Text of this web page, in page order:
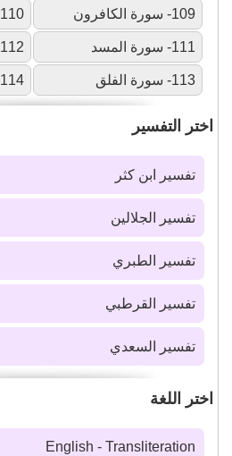
109- سورة الكافرون 110- سورة النصر
111- سورة المسد 112- سورة الإخلاص
113- سورة الفلق 114- سورة الناس
اختر التفسير
تفسير ابن كثر
تفسير الجلالين
تفسير الطبري
تفسير القرطبي
تفسير السعدي
اختر اللغة
English - Transliteration